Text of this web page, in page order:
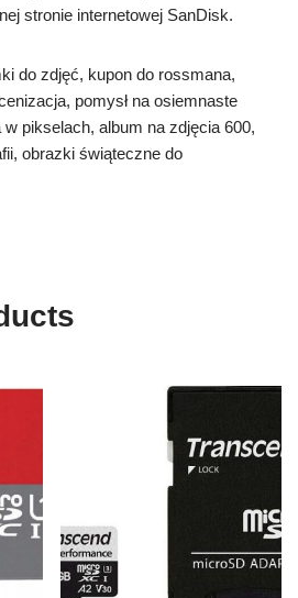
stronie internetowej SanDisk.
do zdjęć, kupon do rossmana,
pomysł na osiemnaste
pikselach, album na zdjęcia 600,
obrazki świąteczne do